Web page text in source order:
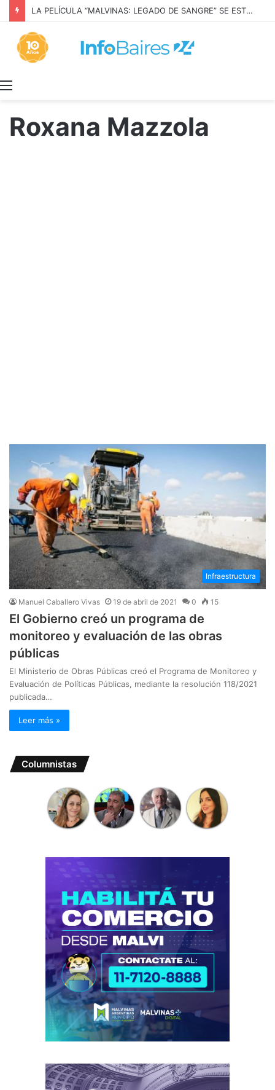
LA PELÍCULA “MALVINAS: LEGADO DE SANGRE” SE ESTRENARÁ EN PRIME VIDEO
Roxana Mazzola
Infraestructura
Manuel Caballero Vivas 19 de abril de 2021 0 15
El Gobierno creó un programa de
monitoreo y evaluación de las obras
públicas
El Ministerio de Obras Públicas creó el Programa de Monitoreo y
Evaluación de Políticas Públicas, mediante la resolución 118/2021
publicada…
Leer más »
Columnistas